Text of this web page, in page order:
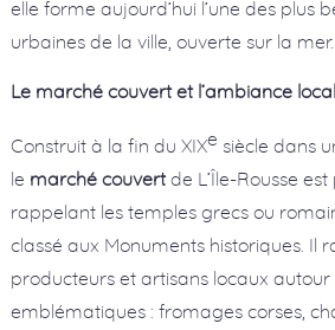
elle forme aujourd’hui l’une des plus
urbaines de la ville, ouverte sur la mer.
Le marché couvert et l’ambiance
Construit à la fin du XIXe siècle dans
le marché couvertde L’Île-Rousse
rappelant les temples grecs ou
classé aux Monuments historiques. Il
producteurs et artisans locaux
emblématiques : fromages corses,